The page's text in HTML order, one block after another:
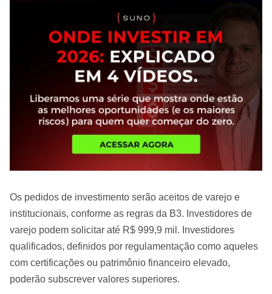
Os pedidos de investimento serão aceitos de varejo e
institucionais, conforme as regras da B3. Investidores de
varejo podem solicitar até R$ 999,9 mil. Investidores
qualificados, definidos por regulamentação como aqueles
com certificações ou patrimônio financeiro elevado,
poderão subscrever valores superiores.